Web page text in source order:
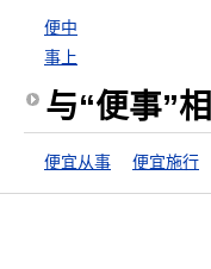
便中
事上
与“便事”
便宜从事 便宜施行